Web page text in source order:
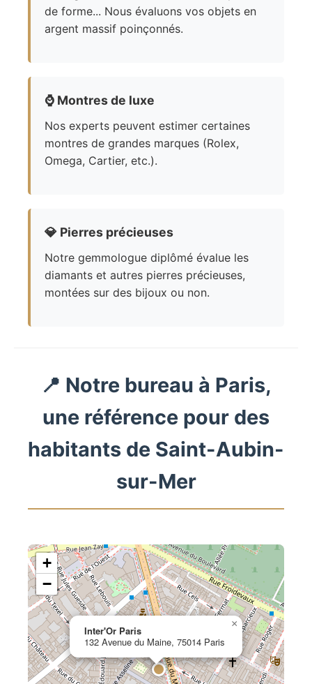
de forme... Nous évaluons vos objets en
argent massif poinçonnés.
⌚ Montres de luxe
Nos experts peuvent estimer certaines
montres de grandes marques (Rolex,
Omega, Cartier, etc.).
💎 Pierres précieuses
Notre gemmologue diplômé évalue les
diamants et autres pierres précieuses,
montées sur des bijoux ou non.
📍 Notre bureau à Paris,
une référence pour des
habitants de Saint-Aubin-
sur-Mer
Inter'Or Paris
132 Avenue du Maine, 75014 Paris
×
+
−